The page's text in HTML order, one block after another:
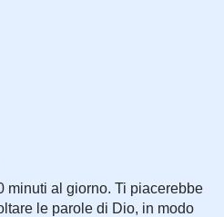
minuti al giorno. Ti piacerebbe
le parole di Dio, in modo